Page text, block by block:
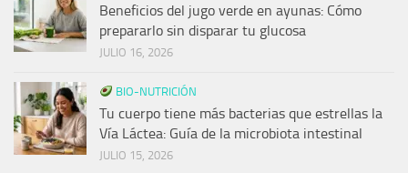
Beneficios del jugo verde en ayunas: Cómo
prepararlo sin disparar tu glucosa
JULIO 16, 2026
BIO-NUTRICIÓN
Tu cuerpo tiene más bacterias que estrellas la
Vía Láctea: Guía de la microbiota intestinal
JULIO 15, 2026